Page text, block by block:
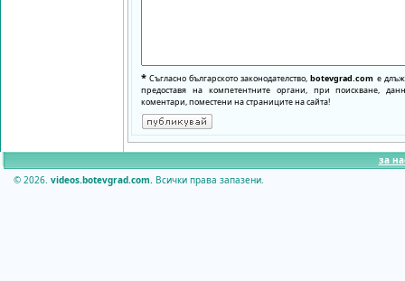
* Съгласно българското законодателство,botevgrad.com е
предоставя на компетентните органи, при поискване,
коментари, поместени на страниците на сайта!
за
© 2026. videos.botevgrad.com. Всички права запазени.